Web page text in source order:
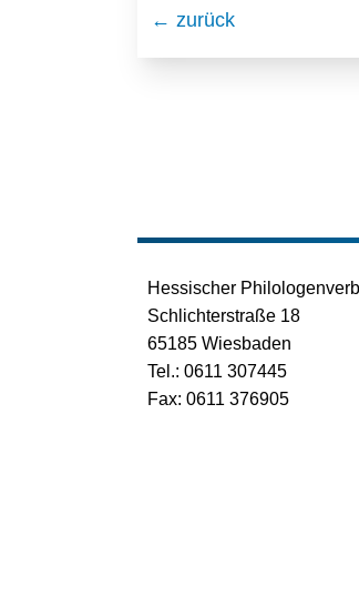
← zurück
Hessischer
Schlichterstraße 18
65185 Wiesbaden
Tel.: 0611 307445
Fax: 0611 376905